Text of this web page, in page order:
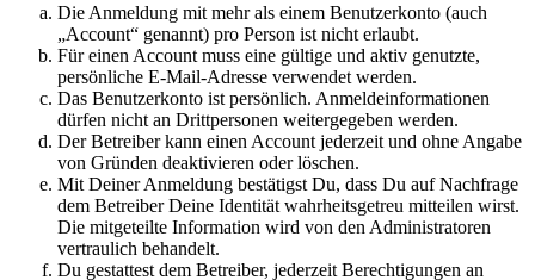
Die Anmeldung mit mehr als einem Benutzerkonto (auch
„Account“ genannt) pro Person ist nicht erlaubt.
Für einen Account muss eine gültige und aktiv genutzte,
persönliche E-Mail-Adresse verwendet werden.
Das Benutzerkonto ist persönlich. Anmeldeinformationen
dürfen nicht an Drittpersonen weitergegeben werden.
Der Betreiber kann einen Account jederzeit und ohne Angabe
von Gründen deaktivieren oder löschen.
Mit Deiner Anmeldung bestätigst Du, dass Du auf Nachfrage
dem Betreiber Deine Identität wahrheitsgetreu mitteilen wirst.
Die mitgeteilte Information wird von den Administratoren
vertraulich behandelt.
Du gestattest dem Betreiber, jederzeit Berechtigungen an